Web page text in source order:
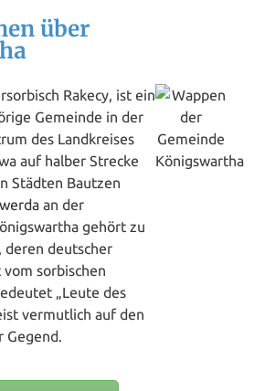
über
Rakecy, ist ein
Gemeinde in der
des Landkreises
auf halber Strecke
Städten Bautzen
an der
gehört zu
deren deutscher
sorbischen
„Leute des
vermutlich auf den
Gegend.